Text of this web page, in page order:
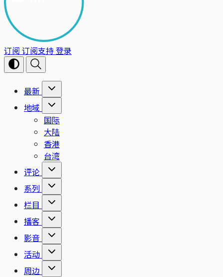
订阅 订阅支持登录
最新
地域
国际
大陆
香港
台湾
评论
系列
栏目
播客
影音
活动
周边